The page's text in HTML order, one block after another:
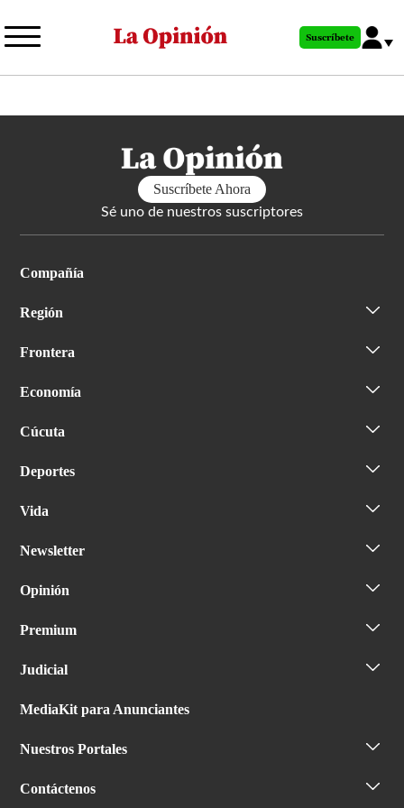
al
principal
Suscríbete
Suscríbete Ahora
Sé uno de nuestros suscriptores
Compañía
Región
Frontera
Economía
Cúcuta
Deportes
Vida
Newsletter
Opinión
Premium
Judicial
MediaKit para Anunciantes
Nuestros Portales
Contáctenos